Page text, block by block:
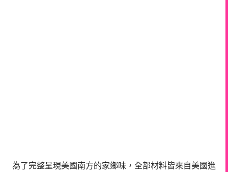
為了完整呈現美國南方的家鄉味，全部材料皆來自美國進